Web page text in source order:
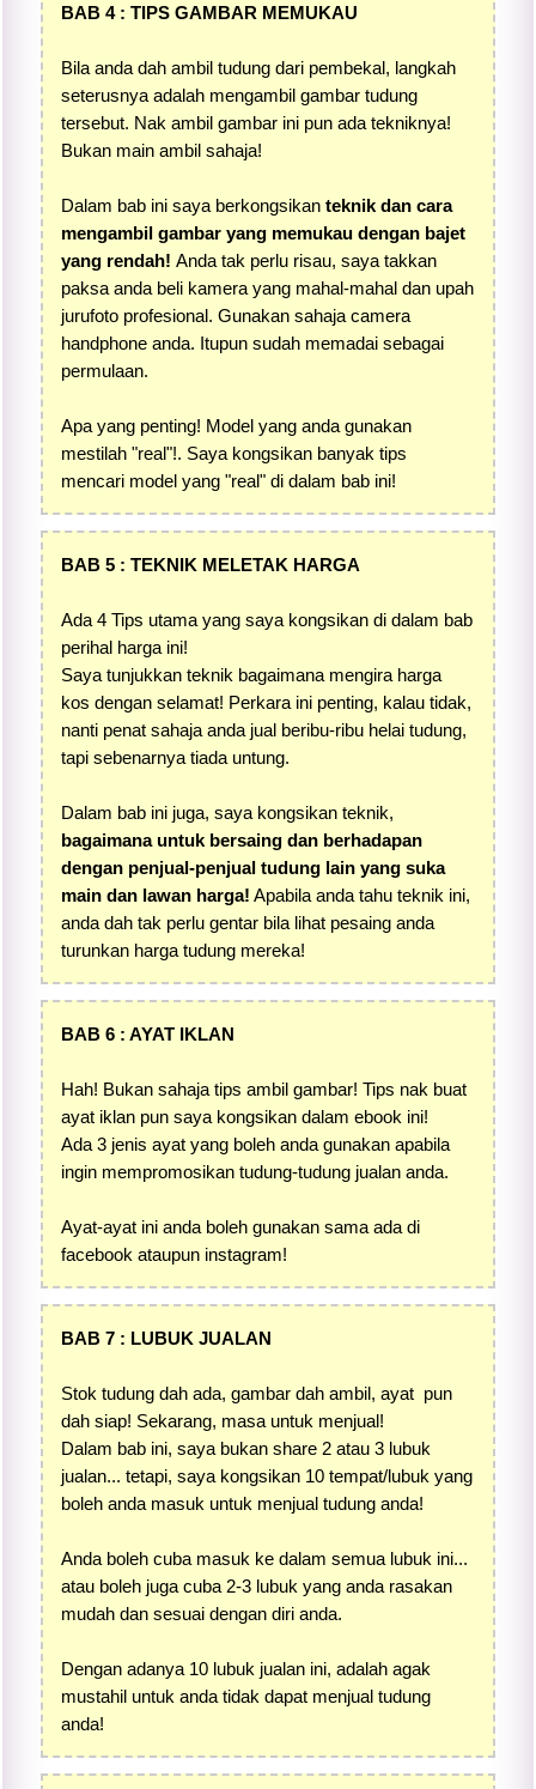
BAB 4 : TIPS GAMBAR MEMUKAU
Bila anda dah ambil tudung dari pembekal, langkah
seterusnya adalah mengambil gambar tudung
tersebut. Nak ambil gambar ini pun ada tekniknya!
Bukan main ambil sahaja!
Dalam bab ini saya berkongsikanteknik dan cara
mengambil gambar yang memukau dengan bajet
yang rendah!Anda tak perlu risau, saya takkan
paksa anda beli kamera yang mahal-mahal dan upah
jurufoto profesional. Gunakan sahaja camera
handphone anda. Itupun sudah memadai sebagai
permulaan.
Apa yang penting! Model yang anda gunakan
mestilah "real"!. Saya kongsikan banyak tips
mencari model yang "real" di dalam bab ini!
BAB 5 : TEKNIK MELETAK HARGA
Ada 4 Tips utama yang saya kongsikan di dalam bab
perihal harga ini!
Saya tunjukkan teknik bagaimana mengira harga
kos dengan selamat! Perkara ini penting, kalau tidak,
nanti penat sahaja anda jual beribu-ribu helai tudung,
tapi sebenarnya tiada untung.
Dalam bab ini juga, saya kongsikan teknik,
bagaimana untuk bersaing dan berhadapan
dengan penjual-penjual tudung lain yang suka
main dan lawan harga! Apabila anda tahu teknik ini,
anda dah tak perlu gentar bila lihat pesaing anda
turunkan harga tudung mereka!
BAB 6 : AYAT IKLAN
Hah! Bukan sahaja tips ambil gambar! Tips nak buat
ayat iklan pun saya kongsikan dalam ebook ini!
Ada 3 jenis ayat yang boleh anda gunakan apabila
ingin mempromosikan tudung-tudung jualan anda.
Ayat-ayat ini anda boleh gunakan sama ada di
facebook ataupun instagram!
BAB 7 : LUBUK JUALAN
Stok tudung dah ada, gambar dah ambil, ayat pun
dah siap! Sekarang, masa untuk menjual!
Dalam bab ini, saya bukan share 2 atau 3 lubuk
jualan... tetapi, saya kongsikan 10 tempat/lubuk yang
boleh anda masuk untuk menjual tudung anda!
Anda boleh cuba masuk ke dalam semua lubuk ini...
atau boleh juga cuba 2-3 lubuk yang anda rasakan
mudah dan sesuai dengan diri anda.
Dengan adanya 10 lubuk jualan ini, adalah agak
mustahil untuk anda tidak dapat menjual tudung
anda!